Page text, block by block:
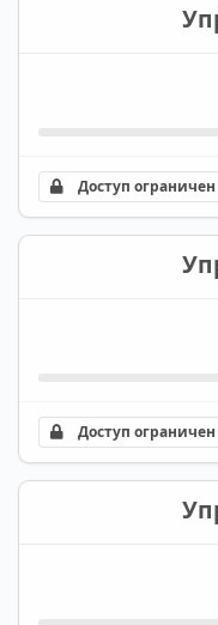
Доступ ограничен
Доступ ограничен